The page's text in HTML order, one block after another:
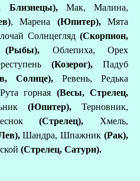
Близнецы), Мак, Малина,
, Марена (Юпитер),Мята
Солнцегляд(Скорпион,
(Рыбы), Облепиха, Орех
(Козерог), Падуб
Солнце), Ревень, Редька
горная (Весы, Стрелец,
(Юпитер), Терновник,
(Стрелец), Хмель,
Шандра, Шпажник(Рак),
(Стрелец, Сатурн).